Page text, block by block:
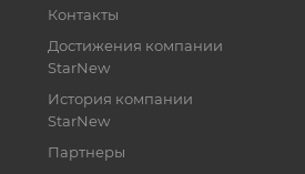
Контакты
Достижения компании
StarNew
История компании
StarNew
Партнеры